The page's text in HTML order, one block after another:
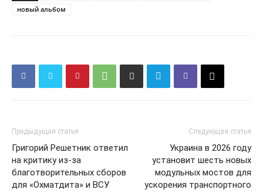
новый альбом
Предыдущая статья
Григорий Решетник ответил
на критику из-за
благотворительных сборов
для «Охматдита» и ВСУ
Следующая статья
Украина в 2026 году
установит шесть новых
модульных мостов для
ускорения транспортного